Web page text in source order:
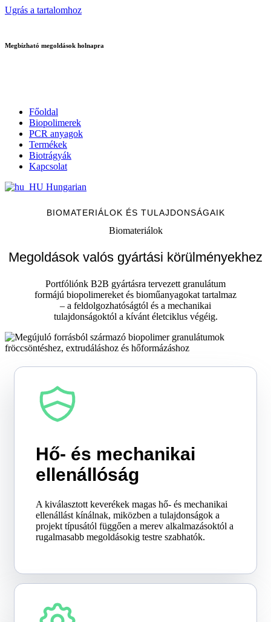
Ugrás a tartalomhoz
Megbízható megoldások holnapra
Főoldal
Biopolimerek
PCR anyagok
Termékek
Biotrágyák
Kapcsolat
Hungarian
BIOMATERIÁLOK ÉS TULAJDONSÁGAIK
Biomateriálok
Megoldások valós gyártási körülményekhez
Portfóliónk B2B gyártásra tervezett granulátum
formájú biopolimereket és bioműanyagokat tartalmaz
– a feldolgozhatóságtól és a mechanikai
tulajdonságoktól a kívánt életciklus végéig.
Hő- és mechanikai
ellenállóság
A kiválasztott keverékek magas hő- és mechanikai
ellenállást kínálnak, miközben a tulajdonságok a
projekt típusától függően a merev alkalmazásoktól a
rugalmasabb megoldásokig testre szabhatók.